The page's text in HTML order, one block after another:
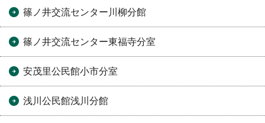
篠ノ井交流センター川柳分館
篠ノ井交流センター東福寺分室
安茂里公民館小市分室
浅川公民館浅川分館